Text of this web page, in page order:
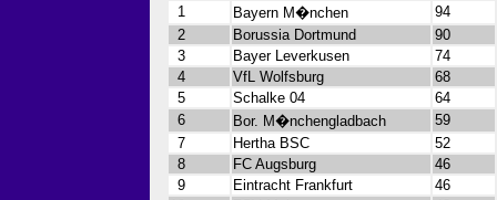
1 Bayern M�nchen
94
2
Borussia Dortmund
90
3
Bayer Leverkusen
74
4
VfL Wolfsburg
68
5
Schalke 04
64
6
Bor. M�nchengladbach
59
7
Hertha BSC
52
8
FC Augsburg
46
9
Eintracht Frankfurt
46